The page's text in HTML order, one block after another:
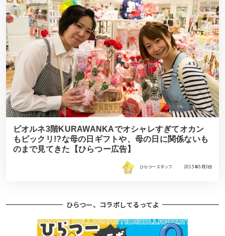
ビオルネ3階KURAWANKAでオシャレすぎてオカン
もビックリ!?な母の日ギフトや、母の日に関係ないも
のまで見てきた【ひらつー広告】
ひらつースタッフ 2015年5月3日
ひらつー、コラボしてるってよ